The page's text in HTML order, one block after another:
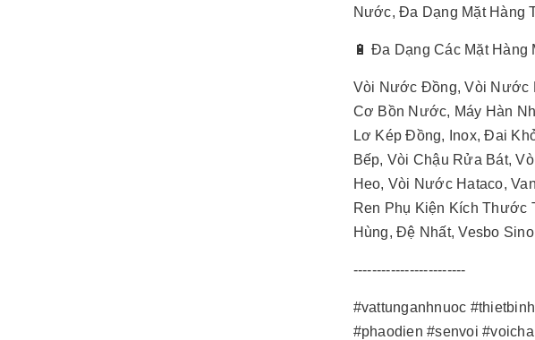
Nước, Đa Dạng Mặt Hàng
🔋 Đa Dạng Các Mặt Hàng
Vòi Nước Đồng, Vòi Nước
Cơ Bồn Nước, Máy Hàn
Lơ Kép Đồng, Inox, Đai
Bếp, Vòi Chậu Rửa Bát,
Heo, Vòi Nước Hataco,
Ren Phụ Kiện Kích Thước
Hùng, Đệ Nhất, Vesbo
------------------------
#vattunganhnuoc
#phaodien #senvoi